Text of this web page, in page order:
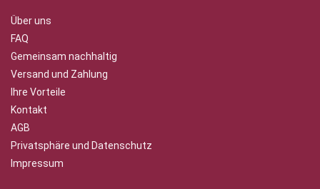
Über uns
FAQ
Gemeinsam nachhaltig
Versand und Zahlung
Ihre Vorteile
Kontakt
AGB
Privatsphäre und Datenschutz
Impressum